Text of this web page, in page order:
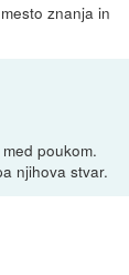
znanja in
poukom.
njihova stvar.